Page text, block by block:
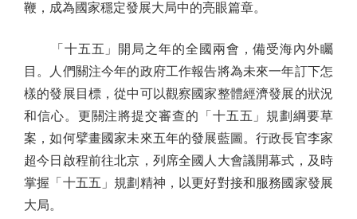
鞭，成為國家穩定發展大局中的亮眼篇章。
「十五五」開局之年的全國兩會，備受海內外矚
目。人們關注今年的政府工作報告將為未來一年訂下怎
樣的發展目標，從中可以觀察國家整體經濟發展的狀況
和信心。更關注將提交審查的「十五五」規劃綱要草
案，如何擘畫國家未來五年的發展藍圖。行政長官李家
超今日啟程前往北京，列席全國人大會議開幕式，及時
掌握「十五五」規劃精神，以更好對接和服務國家發展
大局。